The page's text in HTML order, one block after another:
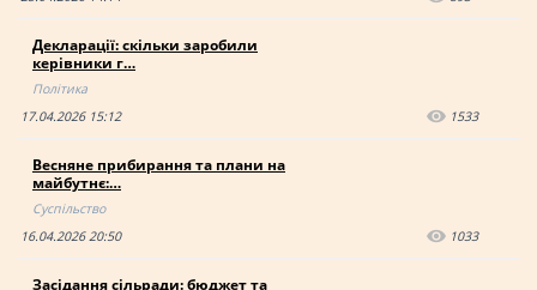
Декларації: скільки заробили
керівники г…
Політика
17.04.2026 15:12
1533
Весняне прибирання та плани на
майбутнє:…
Суспільство
16.04.2026 20:50
1033
Засідання сільради: бюджет та